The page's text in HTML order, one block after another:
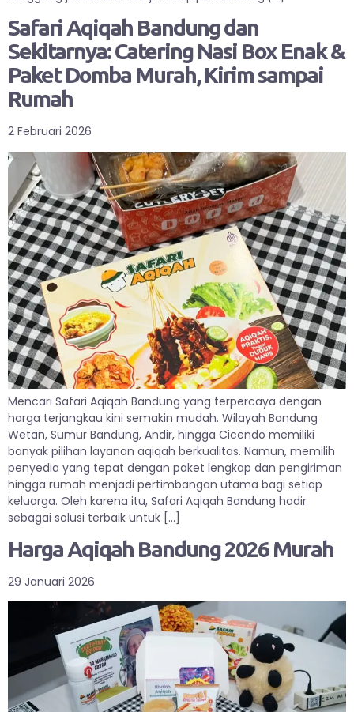
Safari Aqiqah Bandung dan
Sekitarnya: Catering Nasi Box Enak &
Paket Domba Murah, Kirim sampai
Rumah
2 Februari 2026
Mencari Safari Aqiqah Bandung yang terpercaya dengan
harga terjangkau kini semakin mudah. Wilayah Bandung
Wetan, Sumur Bandung, Andir, hingga Cicendo memiliki
banyak pilihan layanan aqiqah berkualitas. Namun, memilih
penyedia yang tepat dengan paket lengkap dan pengiriman
hingga rumah menjadi pertimbangan utama bagi setiap
keluarga. Oleh karena itu, Safari Aqiqah Bandung hadir
sebagai solusi terbaik untuk […]
Harga Aqiqah Bandung 2026 Murah
29 Januari 2026